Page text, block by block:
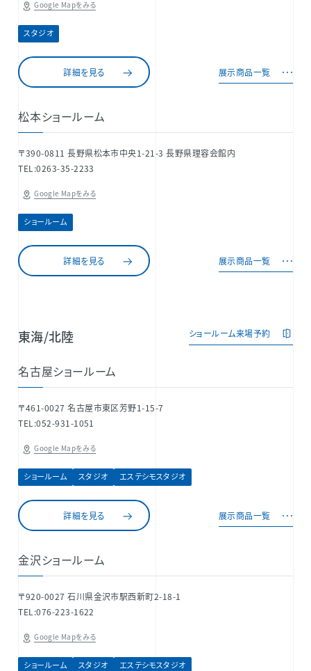
Google Mapをみる
スタジオ
詳細を見る 展示商品一覧
松本ショールーム
〒390-0811 長野県松本市中央1-21-3 長野県理容会館内
TEL:0263-35-2233
Google Mapをみる
ショールーム
詳細を見る 展示商品一覧
東海/北陸 ショールーム来場予約
名古屋ショールーム
〒461-0027 名古屋市東区芳野1-15-7
TEL:052-931-1051
Google Mapをみる
ショールーム スタジオ エステシモスタジオ
詳細を見る 展示商品一覧
金沢ショールーム
〒920-0027 石川県金沢市駅西新町2-18-1
TEL:076-223-1622
Google Mapをみる
ショールーム スタジオ エステシモスタジオ